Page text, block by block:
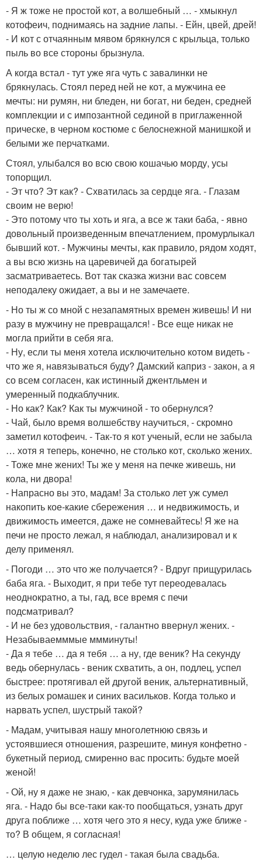
- Я ж тоже не простой кот, а волшебный … - хмыкнул
котофеич, поднимаясь на задние лапы. - Ейн, цвей, дрей!
- И кот с отчаянным мявом брякнулся с крыльца, только
пыль во все стороны брызнула.
А когда встал - тут уже яга чуть с завалинки не
брякнулась. Стоял перед ней не кот, а мужчина ее
мечты: ни румян, ни бледен, ни богат, ни беден, средней
комплекции и с импозантной сединой в приглаженной
прическе, в черном костюме с белоснежной манишкой и
белыми же перчатками.
Стоял, улыбался во всю свою кошачью морду, усы
топорщил.
- Эт что? Эт как? - Схватилась за сердце яга. - Глазам
своим не верю!
- Это потому что ты хоть и яга, а все ж таки баба, - явно
довольный произведенным впечатлением, промурлыкал
бывший кот. - Мужчины мечты, как правило, рядом ходят,
а вы всю жизнь на царевичей да богатырей
засматриваетесь. Вот так сказка жизни вас совсем
неподалеку ожидает, а вы и не замечаете.
- Но ты ж со мной с незапамятных времен живешь! И ни
разу в мужчину не превращался! - Все еще никак не
могла прийти в себя яга.
- Ну, если ты меня хотела исключительно котом видеть -
что же я, навязываться буду? Дамский каприз - закон, а я
со всем согласен, как истинный джентльмен и
умеренный подкаблучник.
- Но как? Как? Как ты мужчиной - то обернулся?
- Чай, было время волшебству научиться, - скромно
заметил котофеич. - Так-то я кот ученый, если не забыла
… хотя я теперь, конечно, не столько кот, сколько жених.
- Тоже мне жених! Ты же у меня на печке живешь, ни
кола, ни двора!
- Напрасно вы это, мадам! За столько лет уж сумел
накопить кое-какие сбережения … и недвижимость, и
движимость имеется, даже не сомневайтесь! Я же на
печи не просто лежал, я наблюдал, анализировал и к
делу применял.
- Погоди … это что же получается? - Вдруг прищурилась
баба яга. - Выходит, я при тебе тут переодевалась
неоднократно, а ты, гад, все время с печи
подсматривал?
- И не без удовольствия, - галантно ввернул жених. -
Незабываемммые ммминуты!
- Да я тебе … да я тебя … а ну, где веник? На секунду
ведь обернулась - веник схватить, а он, подлец, успел
быстрее: протягивал ей другой веник, альтернативный,
из белых ромашек и синих васильков. Когда только и
нарвать успел, шустрый такой?
- Мадам, учитывая нашу многолетнюю связь и
устоявшиеся отношения, разрешите, минуя конфетно -
букетный период, смиренно вас просить: будьте моей
женой!
- Ой, ну я даже не знаю, - как девчонка, зарумянилась
яга. - Надо бы все-таки как-то пообщаться, узнать друг
друга поближе … хотя чего это я несу, куда уже ближе -
то? В общем, я согласная!
… целую неделю лес гудел - такая была свадьба.